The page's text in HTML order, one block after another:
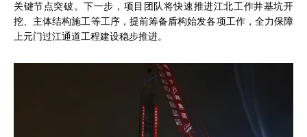
关键节点突破。下一步，项目团队将快速推进江北工作井基坑开
挖、主体结构施工等工序，提前筹备盾构始发各项工作，全力保障
上元门过江通道工程建设稳步推进。